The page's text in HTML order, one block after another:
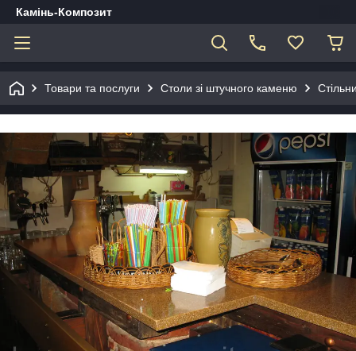
Камінь-Композит
Товари та послуги Столи зі штучного каменю